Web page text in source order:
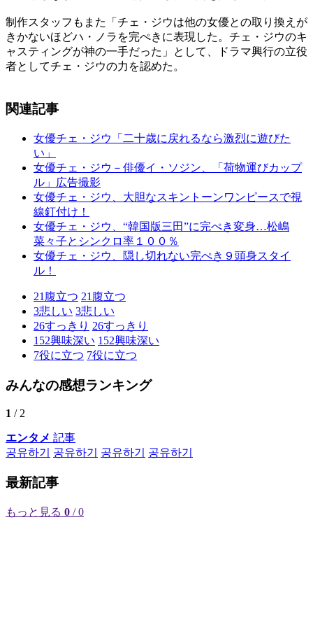
制作スタッフもまた「チェ・ジウは他の女優との取り換えが
きかないほどハ・ノラを完ぺきに表現した。チェ・ジウのキ
ャスティングが神の一手だった」として、ドラマ興行の立役
者としてチェ・ジウの力を認めた。
関連記事
女優チェ・ジウ「二十歳に戻れるなら激烈に遊びた
い」
女優チェ・ジウ－俳優イ・ソジン、「荷物運びカップ
ル」広告撮影
女優チェ・ジウ、大胆なスキントーンワンピースで視
線釘付け！
女優チェ・ジウ、“韓国版三田”に完ぺき変身…松嶋
菜々子とシンクロ率１００％
女優チェ・ジウ、隠し切れない完ぺき９頭身スタイ
ル！
21 腹立つ 21 腹立つ
3悲しい 3悲しい
26すっきり 26すっきり
152興味深い 152興味深い
7役に立つ 7役に立つ
みんなの感想ランキング
1 / 2
エンタメ 記事
공유하기
공유하기 공유하기 공유하기
最新記事
もっと見る 0 / 0